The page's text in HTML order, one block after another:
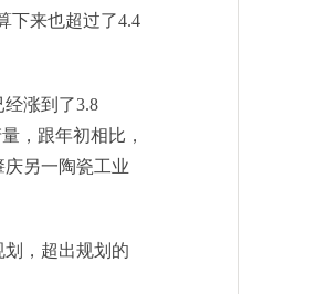
下来也超过了4.4
涨到了3.8
，跟年初相比，
庆另一陶瓷工业
划，超出规划的